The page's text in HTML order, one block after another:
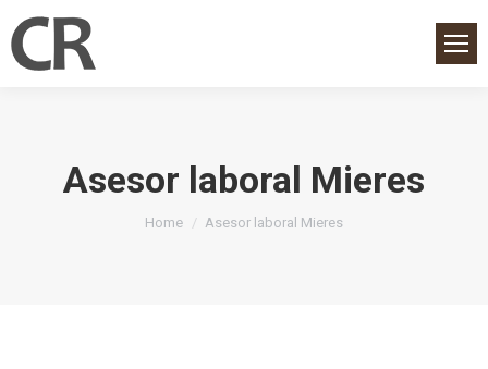
Asesor laboral Mieres
You are here:
Home Asesor laboral Mieres